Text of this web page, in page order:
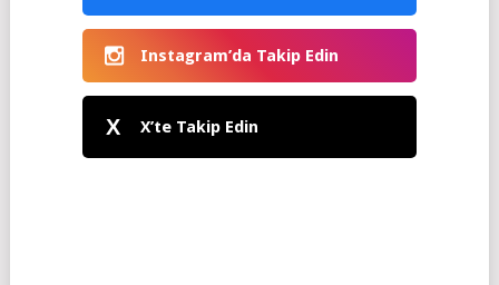
Instagram’da Takip Edin
X X’te Takip Edin